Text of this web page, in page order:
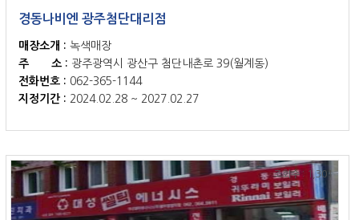
경동나비엔 광주첨단대리점
매장소개 : 녹색매장
주 소 : 광주광역시 광산구 첨단내촌로 39(월계동)
전화번호 : 062-365-1144
지정기간 : 2024.02.28 ~ 2027.02.27
조회수 : 1,301